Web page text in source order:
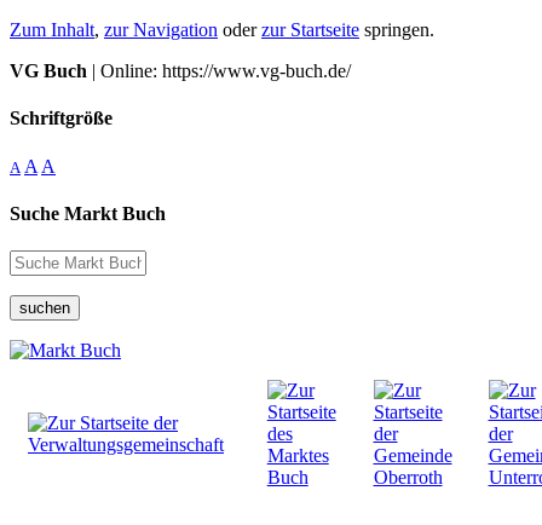
Zum Inhalt, zur Navigation oderzur Startseite springen.
VG Buch | Online: https://www.vg-buch.de/
Schriftgröße
A A A
Suche Markt Buch
suchen